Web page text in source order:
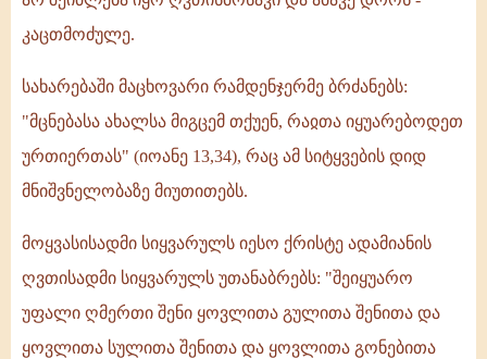
კაცთმოძულე.
სახარებაში მაცხოვარი რამდენჯერმე ბრძანებს:
"მცნებასა ახალსა მიგცემ თქუენ, რაჲთა იყუარებოდეთ
ურთიერთას" (იოანე 13,34), რაც ამ სიტყვების დიდ
მნიშვნელობაზე მიუთითებს.
მოყვასისადმი სიყვარულს იესო ქრისტე ადამიანის
ღვთისადმი სიყვარულს უთანაბრებს: "შეიყუარო
უფალი ღმერთი შენი ყოვლითა გულითა შენითა და
ყოვლითა სულითა შენითა და ყოვლითა გონებითა